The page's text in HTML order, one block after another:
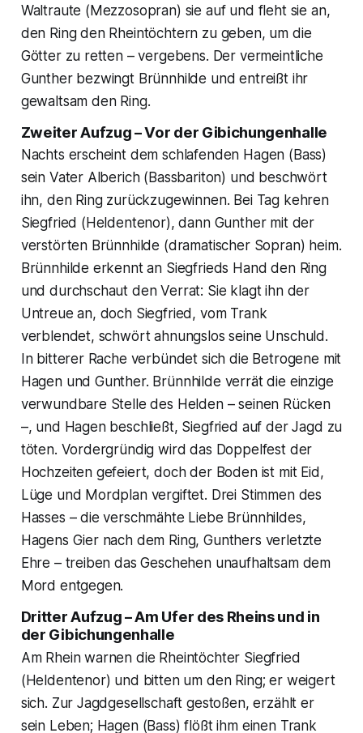
Waltraute (Mezzosopran) sie auf und fleht sie an,
den Ring den Rheintöchtern zu geben, um die
Götter zu retten – vergebens. Der vermeintliche
Gunther bezwingt Brünnhilde und entreißt ihr
gewaltsam den Ring.
Zweiter Aufzug – Vor der Gibichungenhalle
Nachts erscheint dem schlafenden Hagen (Bass)
sein Vater Alberich (Bassbariton) und beschwört
ihn, den Ring zurückzugewinnen. Bei Tag kehren
Siegfried (Heldentenor), dann Gunther mit der
verstörten Brünnhilde (dramatischer Sopran) heim.
Brünnhilde erkennt an Siegfrieds Hand den Ring
und durchschaut den Verrat: Sie klagt ihn der
Untreue an, doch Siegfried, vom Trank
verblendet, schwört ahnungslos seine Unschuld.
In bitterer Rache verbündet sich die Betrogene mit
Hagen und Gunther. Brünnhilde verrät die einzige
verwundbare Stelle des Helden – seinen Rücken
–, und Hagen beschließt, Siegfried auf der Jagd zu
töten. Vordergründig wird das Doppelfest der
Hochzeiten gefeiert, doch der Boden ist mit Eid,
Lüge und Mordplan vergiftet. Drei Stimmen des
Hasses – die verschmähte Liebe Brünnhildes,
Hagens Gier nach dem Ring, Gunthers verletzte
Ehre – treiben das Geschehen unaufhaltsam dem
Mord entgegen.
Dritter Aufzug – Am Ufer des Rheins und in
der Gibichungenhalle
Am Rhein warnen die Rheintöchter Siegfried
(Heldentenor) und bitten um den Ring; er weigert
sich. Zur Jagdgesellschaft gestoßen, erzählt er
sein Leben; Hagen (Bass) flößt ihm einen Trank